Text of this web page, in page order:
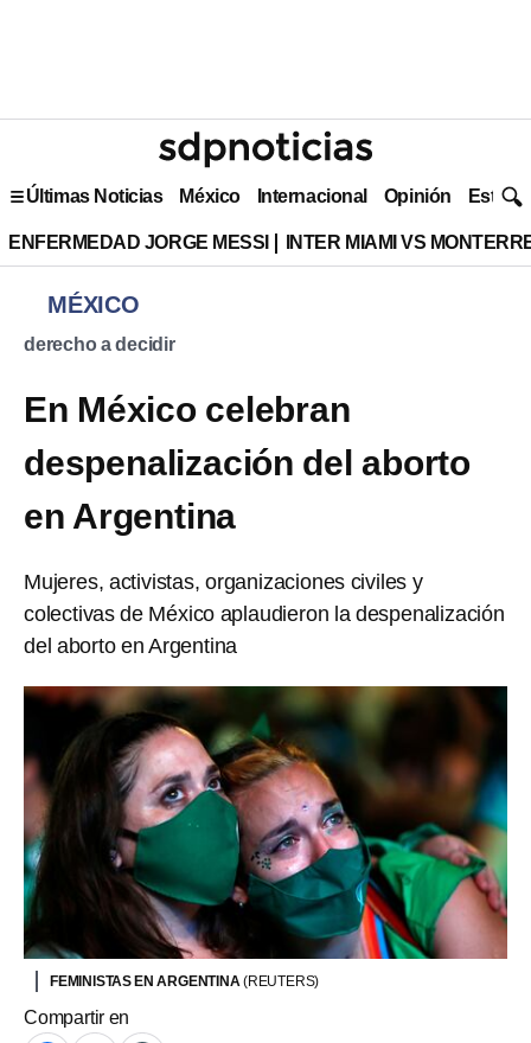
Últimas Noticias México Internacional Opinión Estilo
ENFERMEDAD JORGE MESSI INTER MIAMI VS
MÉXICO
derecho a decidir
En México celebran
despenalización del aborto
en Argentina
Mujeres, activistas, organizaciones civiles y
colectivas de México aplaudieron la despenalización
del aborto en Argentina
FEMINISTAS EN ARGENTINA(REUTERS)
Compartir en